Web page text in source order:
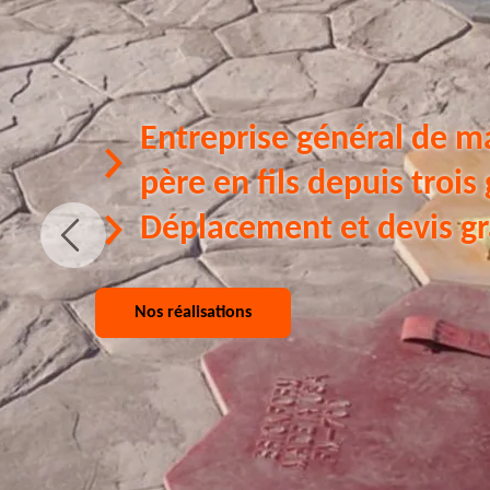
Entreprise général de
père en fils depuis trois
Déplacement et devis
Nos réalisations